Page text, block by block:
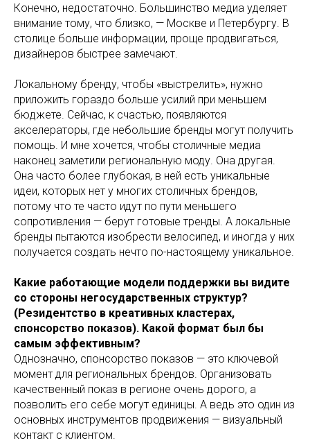
Конечно, недостаточно. Большинство медиа уделяет
внимание тому, что близко, — Москве и Петербургу. В
столице больше информации, проще продвигаться,
дизайнеров быстрее замечают.
Локальному бренду, чтобы «выстрелить», нужно
приложить гораздо больше усилий при меньшем
бюджете. Сейчас, к счастью, появляются
акселераторы, где небольшие бренды могут получить
помощь. И мне хочется, чтобы столичные медиа
наконец заметили региональную моду. Она другая.
Она часто более глубокая, в ней есть уникальные
идеи, которых нет у многих столичных брендов,
потому что те часто идут по пути меньшего
сопротивления — берут готовые тренды. А локальные
бренды пытаются изобрести велосипед, и иногда у них
получается создать нечто по-настоящему уникальное.
Какие работающие модели поддержки вы видите
со стороны негосударственных структур?
(Резидентство в креативных кластерах,
спонсорство показов). Какой формат был бы
самым эффективным?
Однозначно, спонсорство показов — это ключевой
момент для региональных брендов. Организовать
качественный показ в регионе очень дорого, а
позволить его себе могут единицы. А ведь это один из
основных инструментов продвижения — визуальный
контакт с клиентом.